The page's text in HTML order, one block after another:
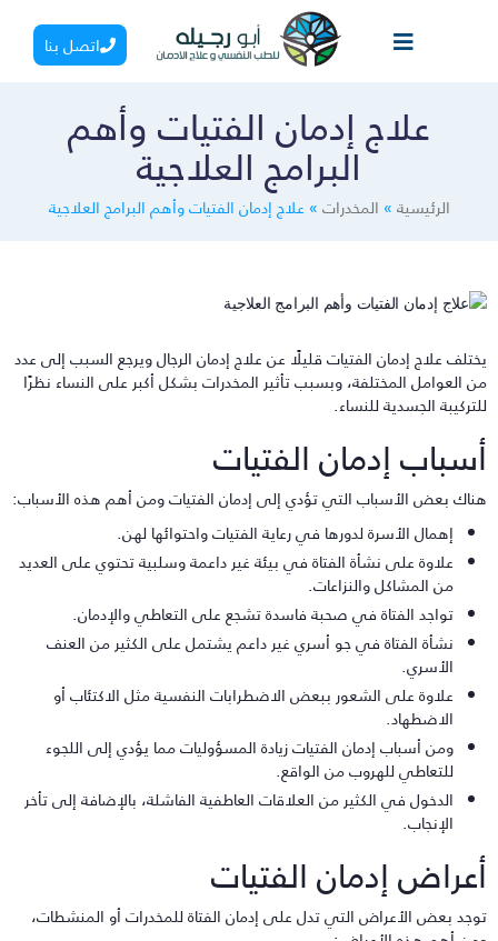
اتصل بنا
علاج إدمان الفتيات وأهم
البرامج العلاجية
الرئيسية»المخدرات»علاج إدمان الفتيات وأهم البرامج العلاجية
علاج إدمان الفتيات قليلًا عن علاج إدمان الرجال ويرجع السبب إلى عدد
العوامل المختلفة، وبسبب تأثير المخدرات بشكل أكبر على النساء نظرًا
الجسدية للنساء.
إدمان الفتيات
بعض الأسباب التي تؤدي إلى إدمان الفتيات ومن أهم هذه الأسباب:
إهمال الأسرة لدورها في رعاية الفتيات واحتوائها لهن.
علاوة على نشأة الفتاة في بيئة غير داعمة وسلبية تحتوي على العديد
من المشاكل والنزاعات.
تواجد الفتاة في صحبة فاسدة تشجع على التعاطي والإدمان.
نشأة الفتاة في جو أسري غير داعم يشتمل على الكثير من العنف
الأسري.
علاوة على الشعور ببعض الاضطرابات النفسية مثل الاكتئاب أو
الاضطهاد.
ومن أسباب إدمان الفتيات زيادة المسؤوليات مما يؤدي إلى اللجوء
للتعاطي للهروب من الواقع.
الدخول في الكثير من العلاقات العاطفية الفاشلة، بالإضافة إلى تأخر
الإنجاب.
إدمان الفتيات
بعض الأعراض التي تدل على إدمان الفتاة للمخدرات أو المنشطات،